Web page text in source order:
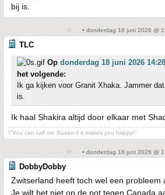
bij is.
• donderdag 18 juni 2026 @
TLC
Op donderdag 18 juni 2026 14:28
het volgende:
Ik ga kijken voor Granit Xhaka. Jammer
is.
Ik haal Shakira altijd door elkaar met
\"You can call me Susan if it makes you happy\"
• donderdag 18 juni 2026 @
DobbyDobby
Zwitserland heeft toch wel een probleem
Je wilt het niet op de pot tegen Canada